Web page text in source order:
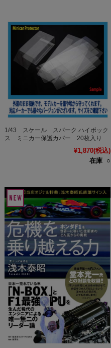
1/43 スケール スパーク ハイボック
ス ミニカー保護カバー 20枚入り
¥1,870(税込)
在庫 ○